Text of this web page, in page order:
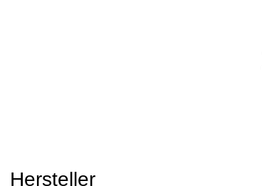
Hersteller